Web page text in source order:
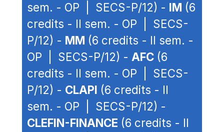
sem. - OP | SECS-P/12) - IM (6
credits - II sem. - OP | SECS-
P/12) - MM (6 credits - II sem. -
OP | SECS-P/12) - AFC (6
credits - II sem. - OP | SECS-
P/12) - CLAPI (6 credits - II
sem. - OP | SECS-P/12) -
CLEFIN-FINANCE (6 credits - II